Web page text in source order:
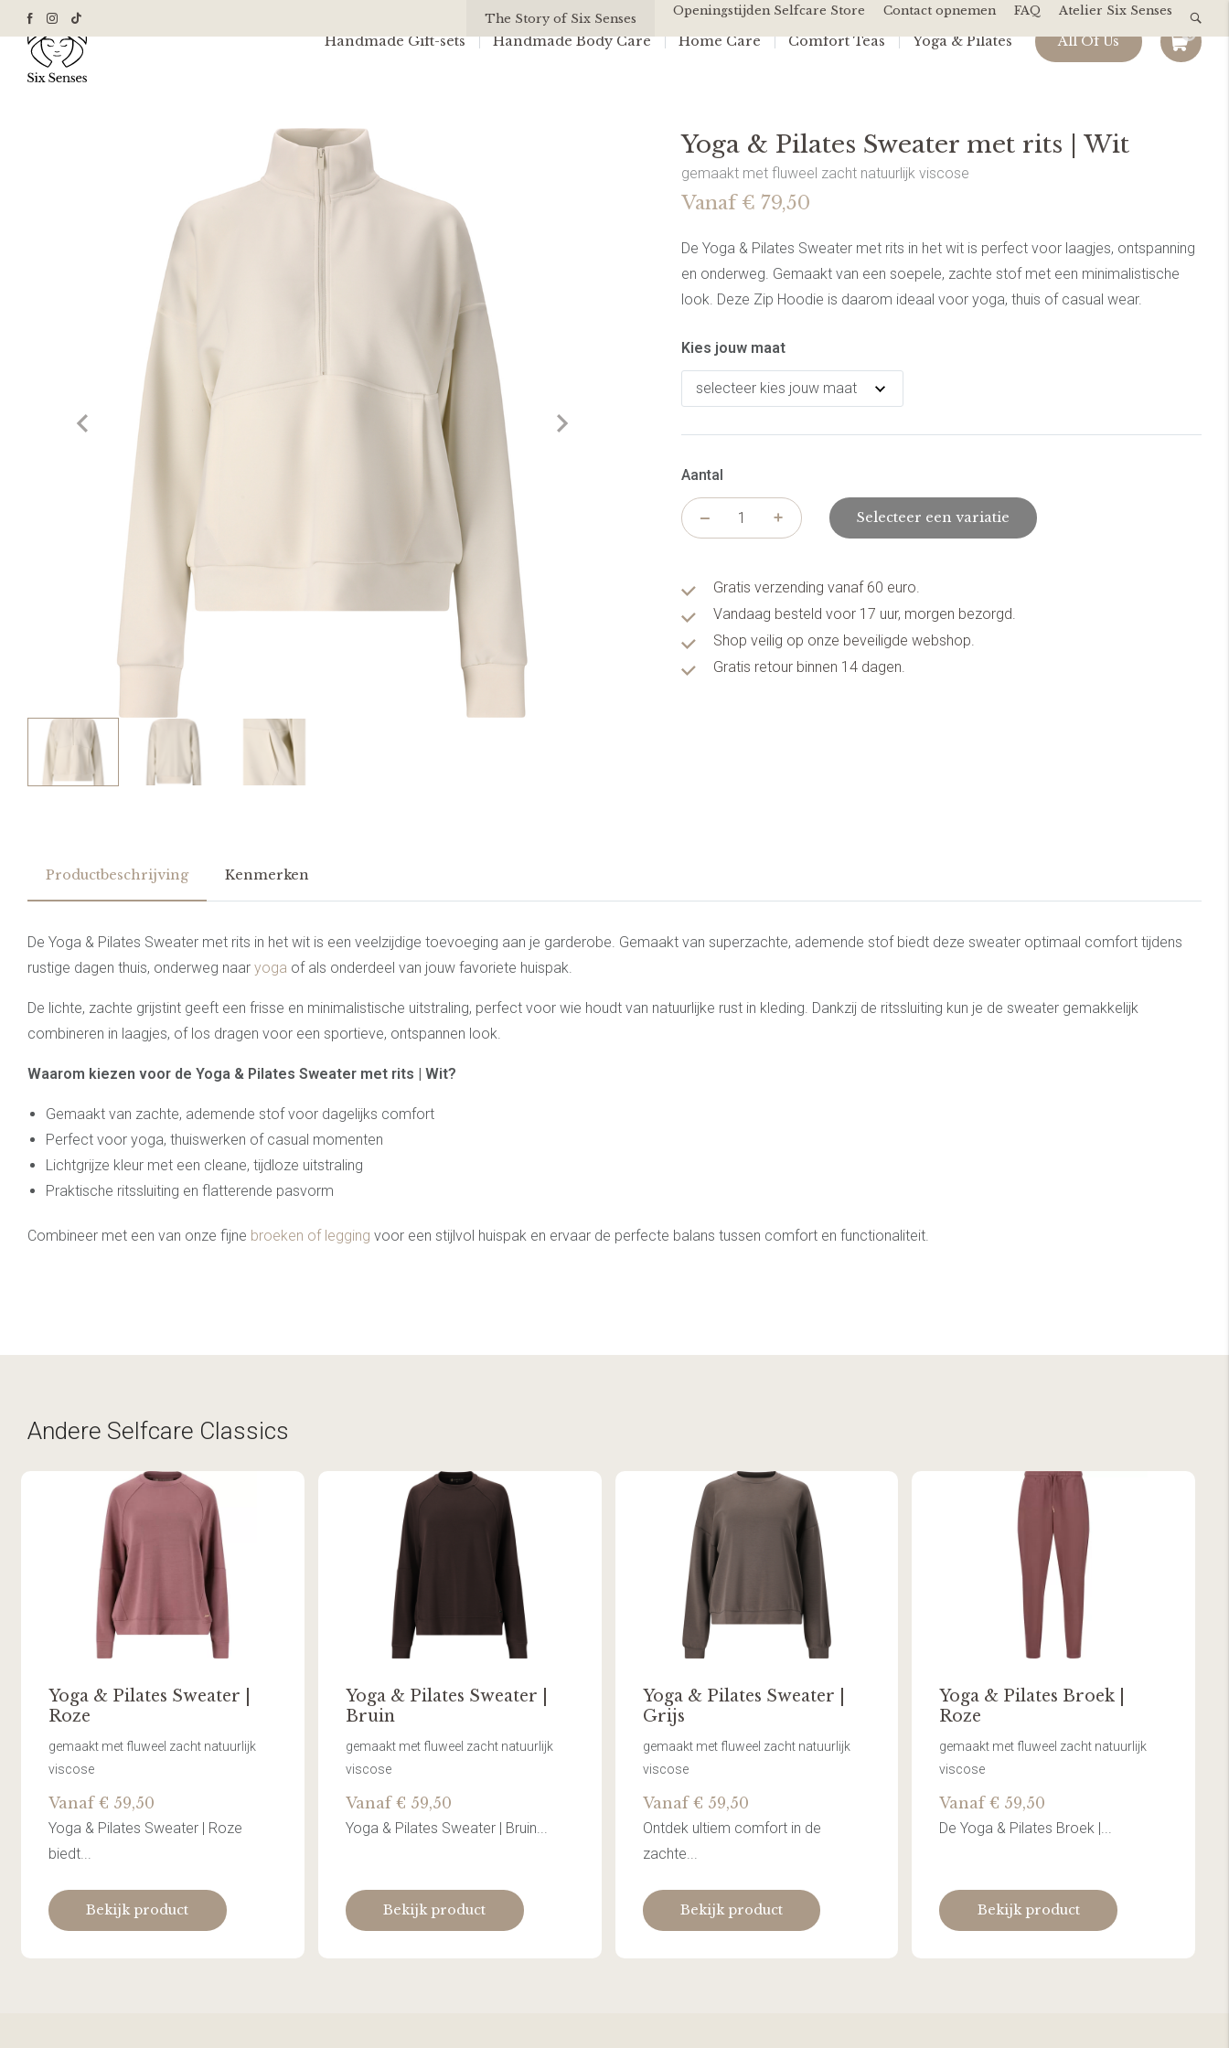
The Story of Six Senses
Openingstijden Selfcare Store Contact opnemen FAQ Atelier Six Senses
Handmade Gift-sets Handmade Body Care Home Care Comfort Teas Yoga & Pilates All Of Us 0
All Of Us Yoga & Pilates Sweater met rits | Wit
Yoga & Pilates Sweater met rits | Wit
gemaakt met fluweel zacht natuurlijk viscose
Vanaf € 79,50
De Yoga & Pilates Sweater met rits in het wit is perfect voor laagjes, ontspanning
en onderweg. Gemaakt van een soepele, zachte stof met een minimalistische
look. Deze Zip Hoodie is daarom ideaal voor yoga, thuis of casual wear.
Kies jouw maat
Aantal
Selecteer een variatie
Gratis verzending vanaf 60 euro.
Vandaag besteld voor 17 uur, morgen bezorgd.
Shop veilig op onze beveiligde webshop.
Gratis retour binnen 14 dagen.
Productbeschrijving Kenmerken
De Yoga & Pilates Sweater met rits in het wit is een veelzijdige toevoeging aan je garderobe. Gemaakt van superzachte, ademende stof biedt deze sweater optimaal comfort tijdens
rustige dagen thuis, onderweg naar yoga of als onderdeel van jouw favoriete huispak.
De lichte, zachte grijstint geeft een frisse en minimalistische uitstraling, perfect voor wie houdt van natuurlijke rust in kleding. Dankzij de ritssluiting kun je de sweater gemakkelijk
combineren in laagjes, of los dragen voor een sportieve, ontspannen look.
Waarom kiezen voor de Yoga & Pilates Sweater met rits | Wit?
Gemaakt van zachte, ademende stof voor dagelijks comfort
Perfect voor yoga, thuiswerken of casual momenten
Lichtgrijze kleur met een cleane, tijdloze uitstraling
Praktische ritssluiting en flatterende pasvorm
Combineer met een van onze fijne broeken of legging voor een stijlvol huispak en ervaar de perfecte balans tussen comfort en functionaliteit.
Andere Selfcare Classics
Yoga & Pilates Sweater |
Roze
gemaakt met fluweel zacht natuurlijk
viscose
Vanaf € 59,50
Yoga & Pilates Sweater | Roze
biedt...
Bekijk product
Yoga & Pilates Sweater |
Bruin
gemaakt met fluweel zacht natuurlijk
viscose
Vanaf € 59,50
Yoga & Pilates Sweater | Bruin...
Bekijk product
Yoga & Pilates Sweater |
Grijs
gemaakt met fluweel zacht natuurlijk
viscose
Vanaf € 59,50
Ontdek ultiem comfort in de
zachte...
Bekijk product
Yoga & Pilates Broek |
Roze
gemaakt met fluweel zacht natuurlijk
viscose
Vanaf € 59,50
De Yoga & Pilates Broek |...
Bekijk product